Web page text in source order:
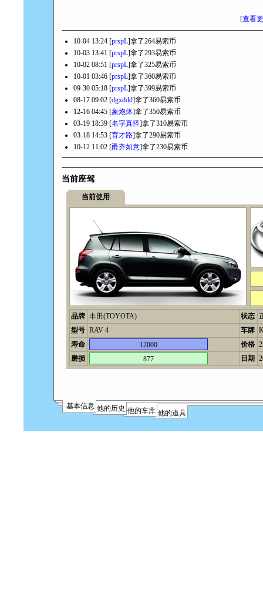
[查看
10-04 13:24 [prspL]拿了264易索币
10-03 13:41 [prspL]拿了293易索币
10-02 08:51 [prspL]拿了325易索币
10-01 03:46 [prspL]拿了360易索币
09-30 05:18 [prspL]拿了399易索币
08-17 09:02 [dgxddd]拿了360易索币
12-16 04:45 [象炮体]拿了350易索币
03-19 18:39 [名字真怪]拿了310易索币
03-18 14:53 [育才路]拿了290易索币
10-12 11:02 [甬齐如意]拿了230易索币
当前座驾
当前使用
品牌 丰田(TOYOTA) 状态
型号 RAV 4 车牌
寿命
12000 价格
磨损
877 日期
基本信息 他的历史 他的车库 他的道具